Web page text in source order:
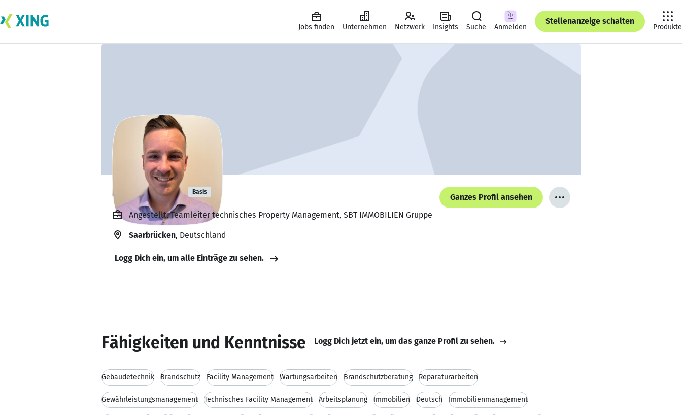
Jobs finden Unternehmen Netzwerk Insights Suche Anmelden
Stellenanzeige schalten
Produkte
Kilian Petri Basis
Ganzes Profil ansehen
Angestellt, Teamleiter technisches Property Management, SBT IMMOBILIEN Gruppe
Saarbrücken, Deutschland
Logg Dich ein, um alle Einträge zu sehen.
Fähigkeiten und Kenntnisse Logg Dich jetzt ein, um das ganze Profil zu sehen.
Gebäudetechnik Brandschutz Facility Management Wartungsarbeiten Brandschutzberatung Reparaturarbeiten
Gewährleistungsmanagement Technisches Facility Management Arbeitsplanung Immobilien Deutsch Immobilienmanagement